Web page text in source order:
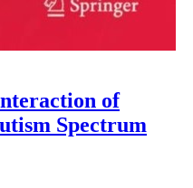
of
Spectrum